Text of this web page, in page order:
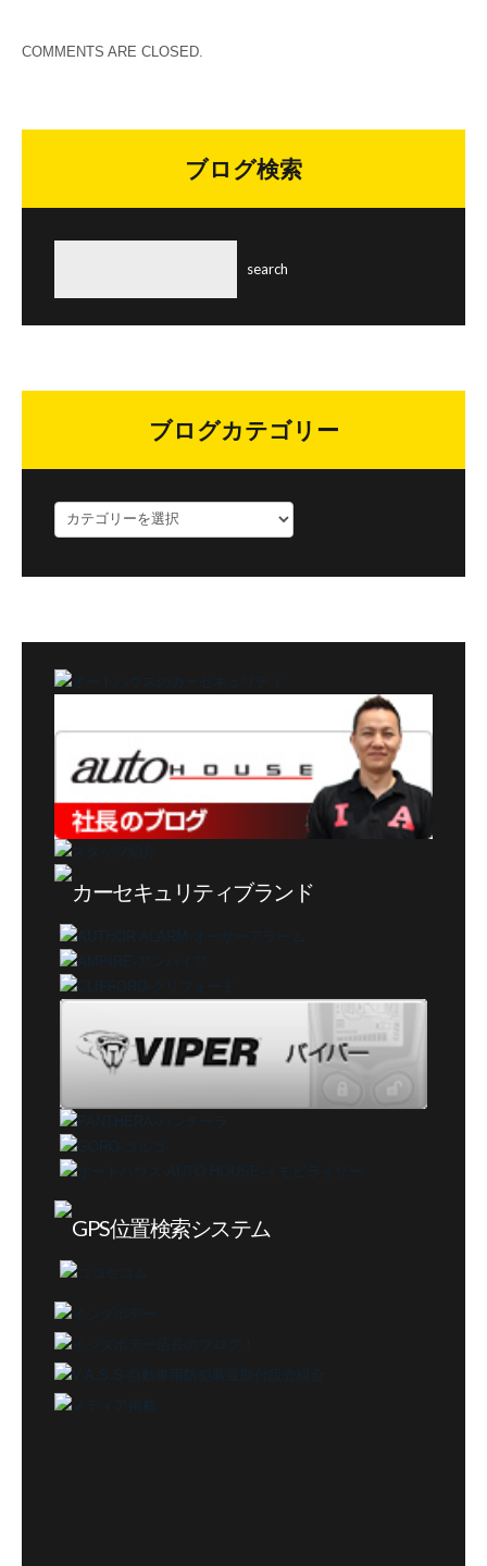
COMMENTS ARE CLOSED.
ブログ検索
ブログカテゴリー
ロ
ー